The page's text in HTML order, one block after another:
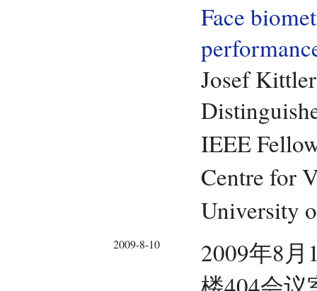
Face
Josef Kittler
IEEE
Centre for
University
2009-8-10
2009年8